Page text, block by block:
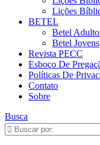
Lições
BETEL
Betel
Betel Jovens
Revista PECC
Esboço De
Políticas De
Contato
Sobre
Busca